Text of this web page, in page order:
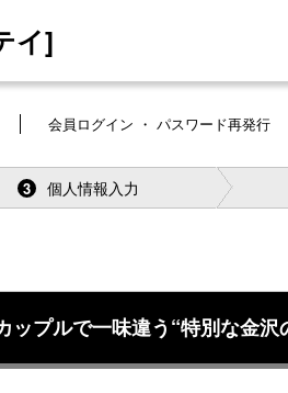
イ]
会員ログイン ・ パスワード再発行
3 個人情報入力
プルで一味違う“特別な金沢